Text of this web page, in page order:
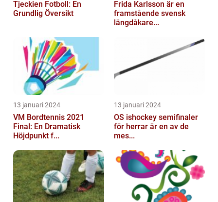
Tjeckien Fotboll: En
Grundlig Översikt
Frida Karlsson är en
framstående svensk
längdåkare...
13 januari 2024
VM Bordtennis 2021
Final: En Dramatisk
Höjdpunkt f...
13 januari 2024
OS ishockey semifinaler
för herrar är en av de
mes...